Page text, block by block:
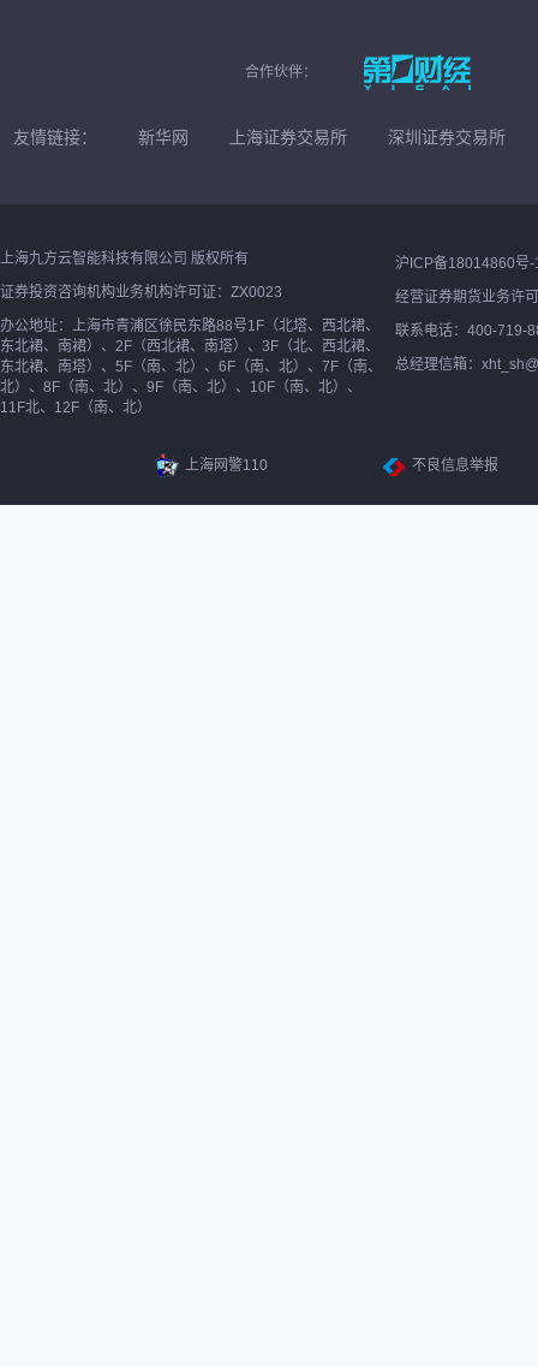
合作伙伴：
友情链接： 新华网 上海证券交易所 深圳证券交易所
上海九方云智能科技有限公司 版权所有
证券投资咨询机构业务机构许可证：ZX0023
办公地址：上海市青浦区徐民东路88号1F（北塔、西北裙、
东北裙、南裙）、2F（西北裙、南塔）、3F（北、西北裙、
东北裙、南塔）、5F（南、北）、6F（南、北）、7F（南、
北）、8F（南、北）、9F（南、北）、10F（南、北）、
11F北、12F（南、北）
沪ICP备18014860号-
经营证券期货业务许
联系电话：400-719-
总经理信箱：
上海网警110 不良信息举报